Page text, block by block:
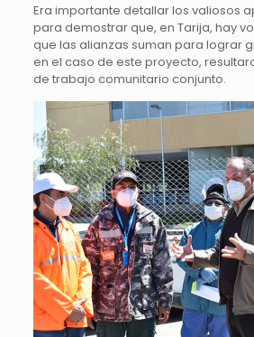
Era importante detallar los valiosos
para demostrar que, en Tarija, hay
que las alianzas suman para lograr
en el caso de este proyecto,
de trabajo comunitario conjunto.